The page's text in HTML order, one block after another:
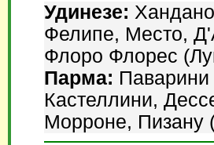
Удинезе:
Фелипе, Место,
Флоро Флорес
Парма: Паварини
Кастеллини,
Морроне, Пизану